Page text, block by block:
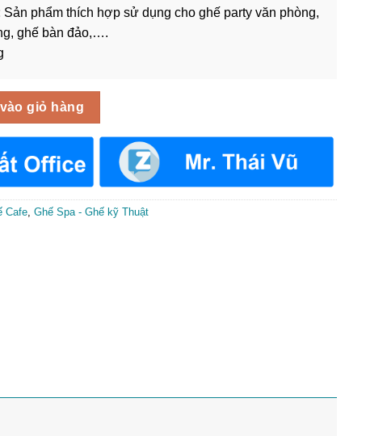
Sản phẩm thích hợp sử dụng cho ghế party văn phòng,
ghế bàn đảo,….
Simili GBR-011 số lượng
giỏ hàng
Cafe Ghế Spa - Ghế kỹ Thuật